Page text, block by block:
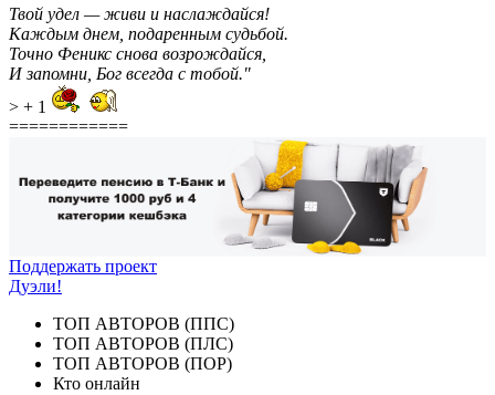
Твой удел — живи и наслаждайся!
Каждым днем, подаренным судьбой.
Точно Феникс снова возрождайся,
И запомни, Бог всегда с тобой."
> + 1
============
Поддержать проект
Дуэли!
ТОП АВТОРОВ (ППС)
ТОП АВТОРОВ (ПЛС)
ТОП АВТОРОВ (ПОР)
Кто онлайн